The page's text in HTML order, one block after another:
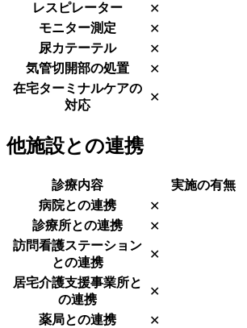
レスピレーター
✕
モニター測定
✕
尿カテーテル
✕
気管切開部の処置
✕
在宅ターミナルケアの
対応
✕
他施設との連携
診療内容
実施の有無
病院との連携
✕
診療所との連携
✕
訪問看護ステーション
との連携
✕
居宅介護支援事業所と
の連携
✕
薬局との連携 ✕